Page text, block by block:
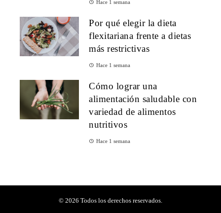
Hace 1 semana
Por qué elegir la dieta
flexitariana frente a dietas
más restrictivas
Hace 1 semana
Cómo lograr una
alimentación saludable con
variedad de alimentos
nutritivos
Hace 1 semana
© 2026 Todos los derechos reservados.